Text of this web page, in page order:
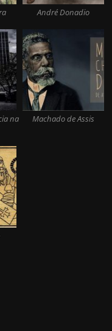
André Donadio
na
Machado de Assis